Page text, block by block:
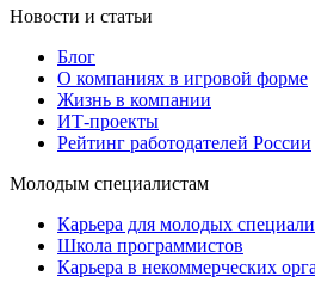
Новости и статьи
Блог
О компаниях в игровой форме
Жизнь в компании
ИТ-проекты
Рейтинг работодателей России
Молодым специалистам
Карьера для молодых
Школа программистов
Карьера в некоммерческих